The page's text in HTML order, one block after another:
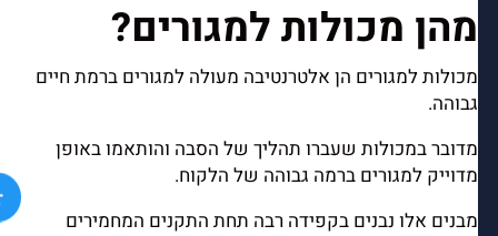
מהן מכולות למגורים?
מכולות למגורים הן אלטרנטיבה מעולה למגורים ברמת חיים
גבוהה.
מדובר במכולות שעברו תהליך של הסבה והותאמו באופן
מדוייק למגורים ברמה גבוהה של הלקוח.
מבנים אלו נבנים בקפידה רבה תחת התקנים המחמירים